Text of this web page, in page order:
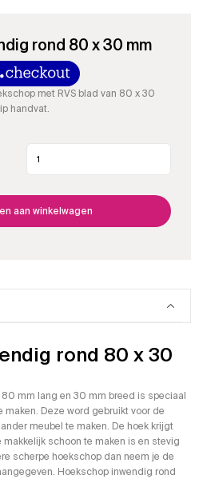
rond 80 x 30 mm
met RVS blad van 80 x 30
handvat.
inwendig
rond
30
mm
aan winkelwagen
rond 80 x 30
mm lang en 30 mm breed is speciaal
Deze word gebruikt voor de
meubel te maken. De hoek krijgt
schoon te maken is en stevig
scherpe hoekschop dan neem je de
Hoekschop inwendig rond